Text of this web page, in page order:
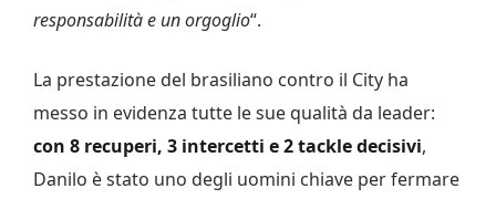
responsabilità e un orgoglio“.
La prestazione del brasiliano contro il City ha
messo in evidenza tutte le sue qualità da leader:
con 8 recuperi, 3 intercetti e 2 tackle decisivi,
Danilo è stato uno degli uomini chiave per fermare